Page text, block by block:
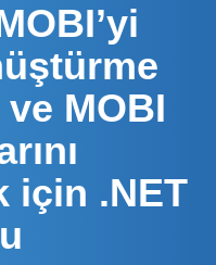
MOBI
için .NET